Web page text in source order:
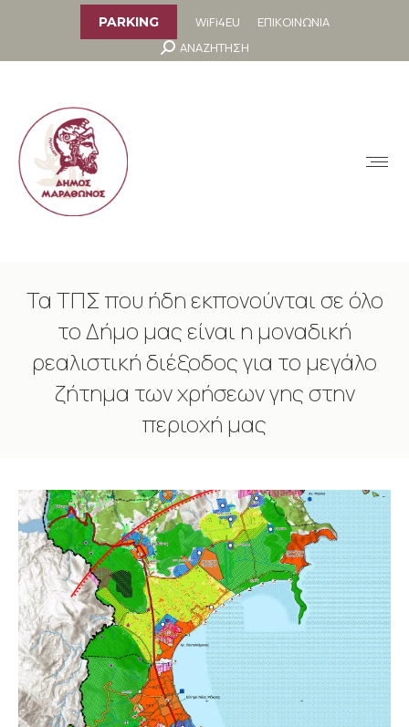
PARKING WiFi4EU
ΕΠΙΚΟΙΝΩΝΙΑ
Search:
ΑΝΑΖΗΤΗΣΗ
Τα ΤΠΣ που ήδη εκπονούνται σε όλο
το Δήμο μας είναι η μοναδική
ρεαλιστική διέξοδος για το μεγάλο
ζήτημα των χρήσεων γης στην
περιοχή μας